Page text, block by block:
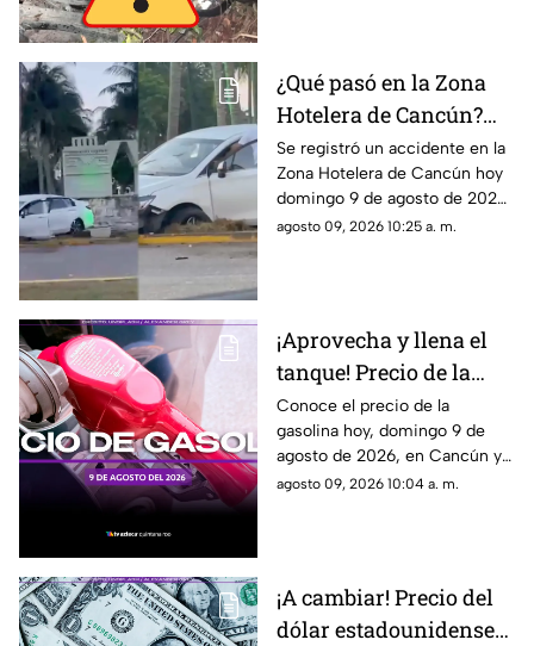
¿Qué pasó en la Zona
Hotelera de Cancún?
Accidente sorprende a
varios; un auto terminó
en el camellón del km 5
Se registró un accidente en la
Zona Hotelera de Cancún hoy
domingo 9 de agosto de 2026.
Un auto terminó en el
agosto 09, 2026 10:25 a. m.
¡Aprovecha y llena el
tanque! Precio de la
gasolina HOY, domingo
9 de agosto de 2026, en
Quintana Roo
Conoce el precio de la
gasolina hoy, domingo 9 de
agosto de 2026, en Cancún y
el resto de Quintana Roo. Este
agosto 09, 2026 10:04 a. m.
¡A cambiar! Precio del
dólar estadounidense